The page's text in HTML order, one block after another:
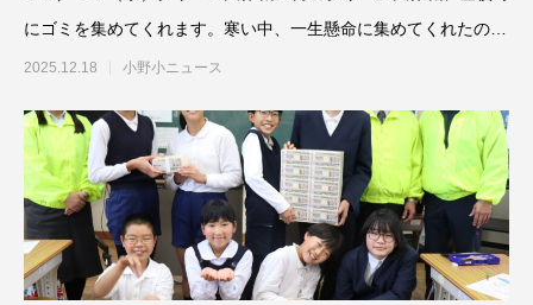
にゴミを集めてくれます。寒い中、一生懸命に集めてくれたの
で、いつもすてきな小
2025.12.18 小野小ニュース